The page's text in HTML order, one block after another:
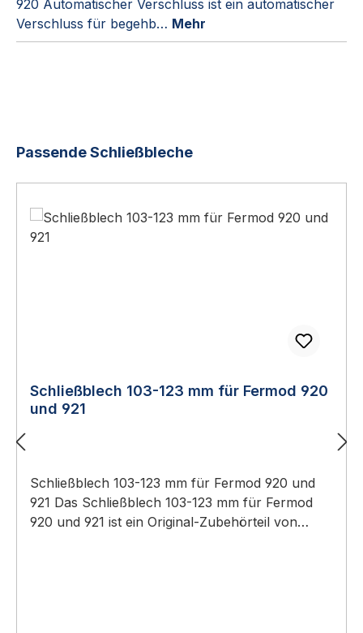
920 Automatischer Verschluss ist ein automatischer
Verschluss für begehb… Mehr
Produktgalerie überspringen
Passende Schließbleche
Schließblech 103-123 mm für Fermod 920
und 921
Schließblech 103-123 mm für Fermod 920 und
921 Das Schließblech 103-123 mm für Fermod
920 und 921 ist ein Original-Zubehörteil von